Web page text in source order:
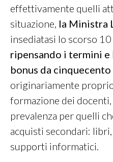
effettivamente quelli
situazione, la Ministra
insediatasi lo scorso
ripensando i termini
bonus da cinquecento
originariamente
formazione dei
prevalenza per quelli
acquisti secondari:
supporti informatici.